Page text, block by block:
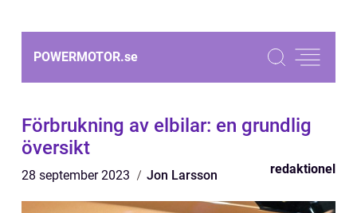
POWERMOTOR.se
Förbrukning av elbilar: en grundlig
översikt
28 september 2023 Jon Larsson redaktionel